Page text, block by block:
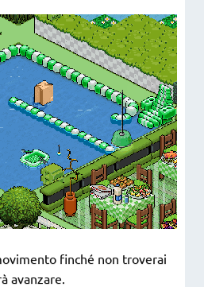
finché non troverai
avanzare.